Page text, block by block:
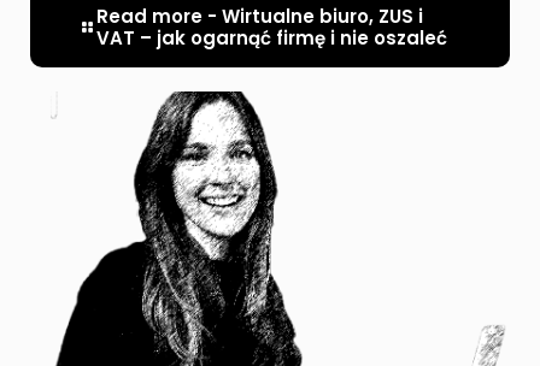
Read more - Wirtualne biuro, ZUS i
VAT – jak ogarnąć firmę i nie oszaleć